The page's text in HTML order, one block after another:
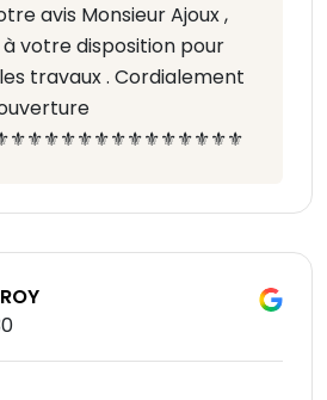
avis Monsieur Ajoux ,
votre disposition pour
travaux . Cordialement